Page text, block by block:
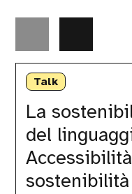
Talk
La
del
sostenibilità
La
sostenibile
leggerezza
linguaggio.
Accessibilità
sostenibilità